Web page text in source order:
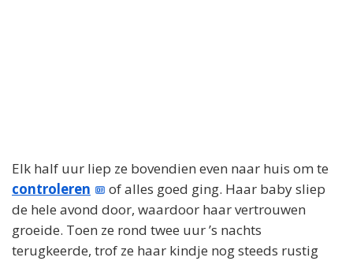
Elk half uur liep ze bovendien even naar huis om te
controleren
of alles goed ging. Haar baby sliep
de hele avond door, waardoor haar vertrouwen
groeide. Toen ze rond twee uur ’s nachts
terugkeerde, trof ze haar kindje nog steeds rustig